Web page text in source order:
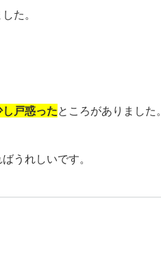
た。
戸惑ったところがありました。
うれしいです。